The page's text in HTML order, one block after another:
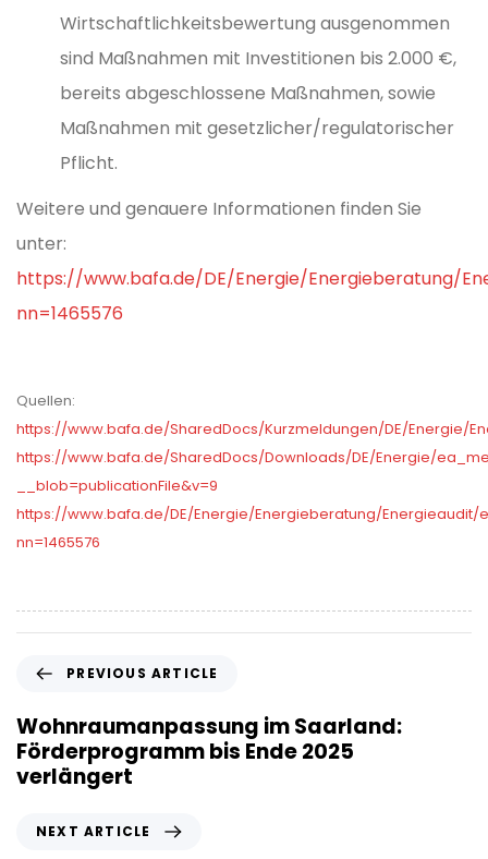
Wirtschaftlichkeitsbewertung ausgenommen
sind Maßnahmen mit Investitionen bis 2.000 €,
bereits abgeschlossene Maßnahmen, sowie
Maßnahmen mit gesetzlicher/regulatorischer
Pflicht.
Weitere und genauere Informationen finden Sie
unter:
https://www.bafa.de/DE/Energie/Energieberatung/
nn=1465576
Quellen:
https://www.bafa.de/SharedDocs/Kurzmeldungen/DE/Energie/
https://www.bafa.de/SharedDocs/Downloads/DE/Energie/
__blob=publicationFile&v=9
https://www.bafa.de/DE/Energie/Energieberatung/Energieaudit/
nn=1465576
e
v
i
o
PREVIOUS ARTICLE
Wohnraumanpassung im Saarland:
Förderprogramm bis Ende 2025
verlängert
NEXT ARTICLE